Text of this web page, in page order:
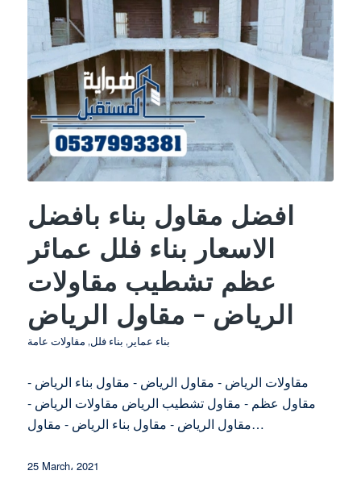
افضل مقاول بناء بافضل
الاسعار بناء فلل عمائر
عظم تشطيب مقاولات
الرياض – مقاول الرياض
بناء عماير , بناء فلل, مقاولات عامة
مقاولات الرياض - مقاول الرياض - مقاول بناء الرياض -
مقاول عظم - مقاول تشطيب الرياض مقاولات الرياض -
مقاول الرياض - مقاول بناء الرياض - مقاول…
25 March، 2021